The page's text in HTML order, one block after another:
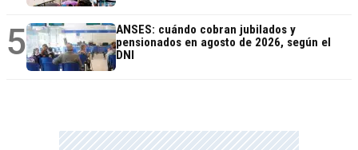
5
ANSES: cuándo cobran jubilados y
pensionados en agosto de 2026, según el
DNI